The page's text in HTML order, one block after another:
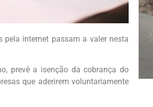
internet passam a valer nesta
prevê a isenção da cobrança do
que aderirem voluntariamente